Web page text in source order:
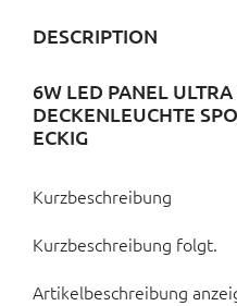
DESCRIPTION
6W LED PANEL
DECKENLEUCHTE
ECKIG
Kurzbeschreibung
Kurzbeschreibung folgt.
Artikelbeschreibung